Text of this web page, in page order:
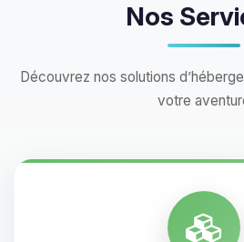
Nos
Découvrez nos solutions
votre